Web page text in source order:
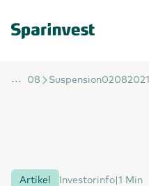
... 08 Suspension02082021
Artikel Investorinfo 1 Min